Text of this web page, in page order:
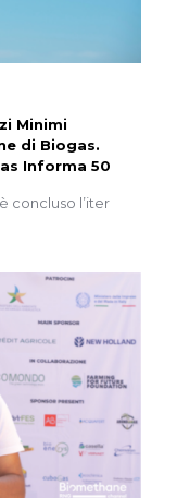
Minimi
di Biogas.
Informa 50
concluso l’iter